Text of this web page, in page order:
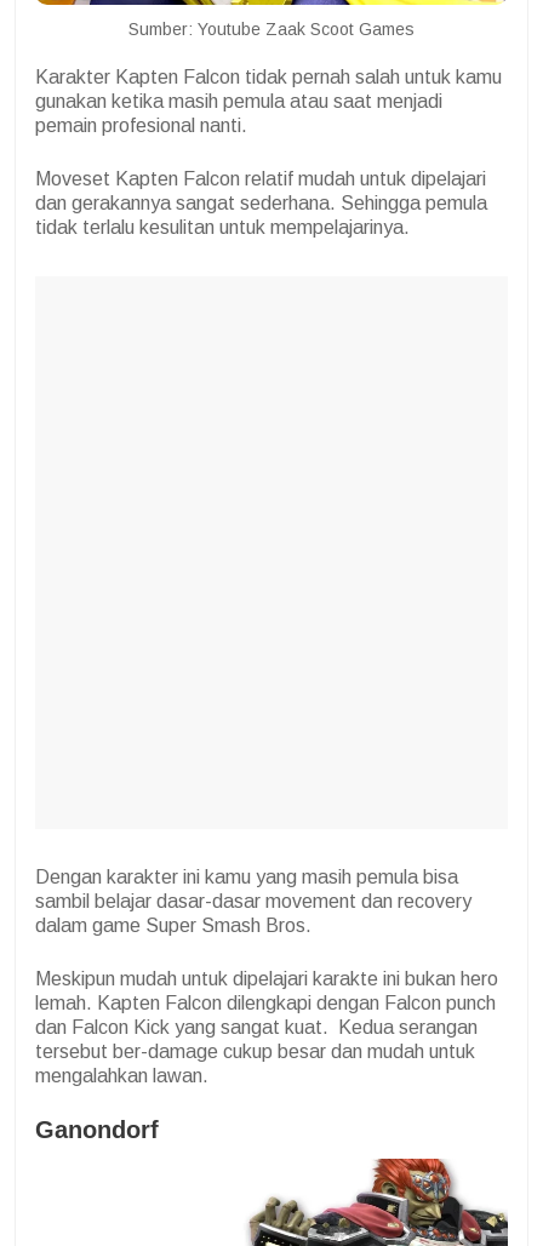
Sumber: Youtube Zaak Scoot Games
Karakter Kapten Falcon tidak pernah salah untuk kamu
gunakan ketika masih pemula atau saat menjadi
pemain profesional nanti.
Moveset Kapten Falcon relatif mudah untuk dipelajari
dan gerakannya sangat sederhana. Sehingga pemula
tidak terlalu kesulitan untuk mempelajarinya.
Dengan karakter ini kamu yang masih pemula bisa
sambil belajar dasar-dasar movement dan recovery
dalam game Super Smash Bros.
Meskipun mudah untuk dipelajari karakte ini bukan hero
lemah. Kapten Falcon dilengkapi dengan Falcon punch
dan Falcon Kick yang sangat kuat.
Kedua serangan
tersebut ber-damage cukup besar dan mudah untuk
mengalahkan lawan.
Ganondorf